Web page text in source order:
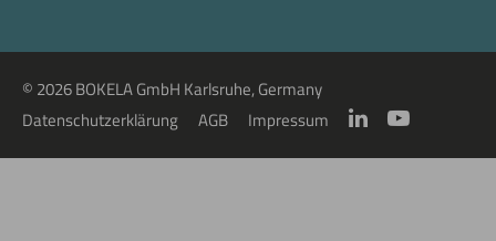
© 2026 BOKELA GmbH Karlsruhe, Germany
Datenschutzerklärung
AGB Impressum